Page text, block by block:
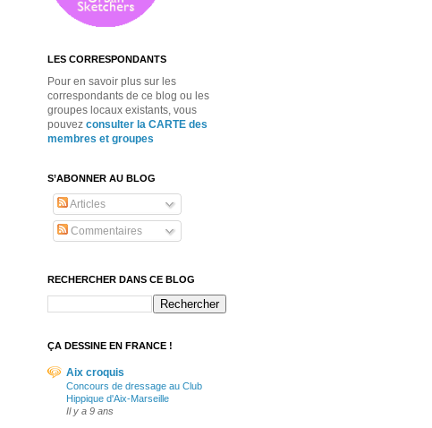
LES CORRESPONDANTS
Pour en savoir plus sur les
correspondants de ce blog ou les
groupes locaux existants, vous
pouvez consulter la CARTE des
membres et groupes
S’ABONNER AU BLOG
Articles
Commentaires
RECHERCHER DANS CE BLOG
ÇA DESSINE EN FRANCE !
Aix croquis
Concours de dressage au Club
Hippique d'Aix-Marseille
Il y a 9 ans